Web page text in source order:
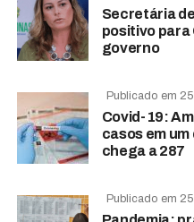
Secretária
positivo para
governo
Publicado em
Covid-19:
casos em
chega a 287
Publicado em